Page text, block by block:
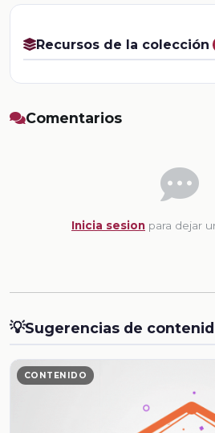
Recursos de la colección
Comentarios
Inicia sesion para dejar
💡Sugerencias de
CONTENIDO